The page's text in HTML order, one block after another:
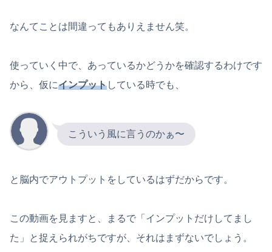
なんてことは間違ってもありえません笑。
使っていく中で、あっているかどうかを確認するわけです
から、仮にインプットしている時でも、
こういう風に言うのかぁ〜
と脳内でアウトプットをしているはずだからです。
この動画を見ますと、まるで「インプットだけしてまし
た」と捉えられがちですが、それはまずないでしょう。